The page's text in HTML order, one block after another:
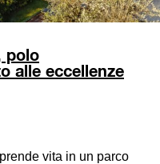
polo
alle eccellenze
vita in un parco